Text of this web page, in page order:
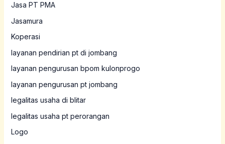
Jasa PT PMA
Jasamura
Koperasi
layanan pendirian pt di jombang
layanan pengurusan bpom kulonprogo
layanan pengurusan pt jombang
legalitas usaha di blitar
legalitas usaha pt perorangan
Logo